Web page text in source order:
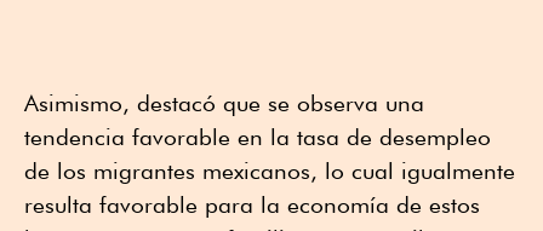
Asimismo, destacó que se observa una
tendencia favorable en la tasa de desempleo
de los migrantes mexicanos, lo cual igualmente
resulta favorable para la economía de estos